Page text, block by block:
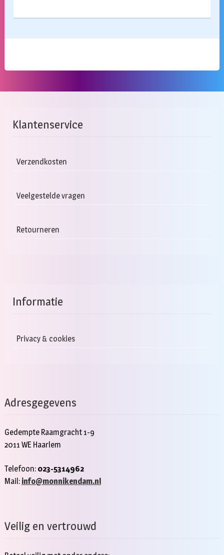
Klantenservice
Verzendkosten
Veelgestelde vragen
Retourneren
Informatie
Privacy & cookies
Adresgegevens
Gedempte Raamgracht 1-9
2011 WE Haarlem
Telefoon: 023-5314962
Mail: info@monnikendam.nl
Veilig en vertrouwd